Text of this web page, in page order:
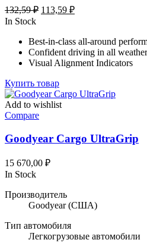
132,59₽ Первоначальная
132,59 ₽.
113,59 ₽Текущая
In Stock
Best-in-class all-around
Confident driving in all
Visual Alignment Indicators
Купить товар
Add to wishlist
Compare
Goodyear Cargo UltraGrip
15 670,00 ₽
In Stock
Производитель
Goodyear(США)
Тип автомобиля
Легкогрузовые автомобили